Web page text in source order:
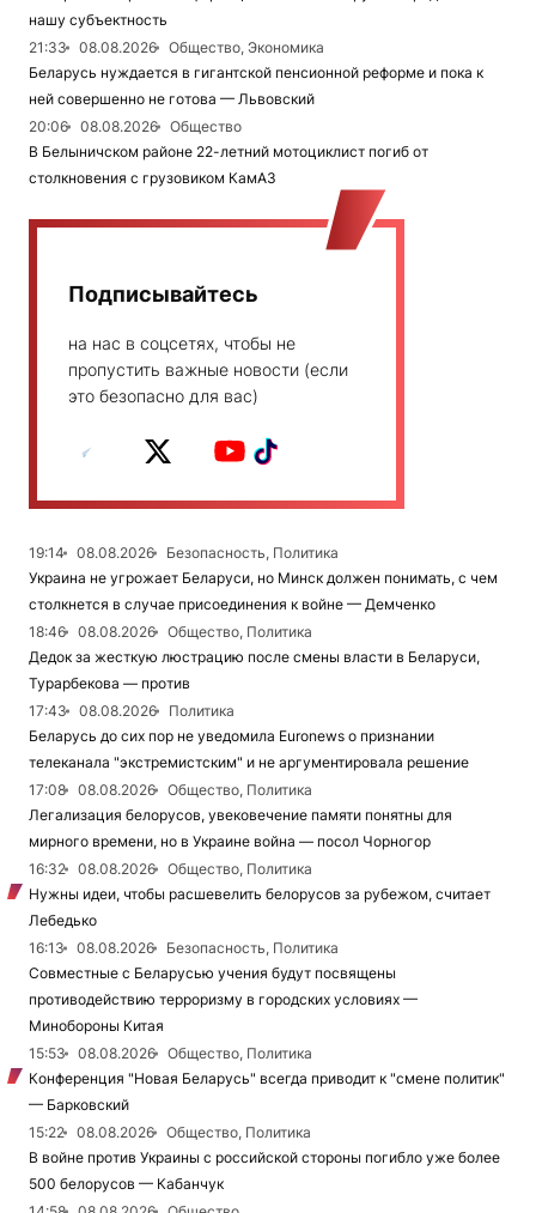
нашу субъектность
21:33
08.08.2026
Общество, Экономика
Беларусь нуждается в гигантской пенсионной реформе и пока к
ней совершенно не готова — Львовский
20:06
08.08.2026
Общество
В Белыничском районе 22-летний мотоциклист погиб от
столкновения с грузовиком КамАЗ
Подписывайтесь
на нас в соцсетях, чтобы не
пропустить важные новости (если
это безопасно для вас)
19:14 08.08.2026
Безопасность, Политика
Украина не угрожает Беларуси, но Минск должен понимать, с чем
столкнется в случае присоединения к войне — Демченко
18:46
08.08.2026
Общество, Политика
Дедок за жесткую люстрацию после смены власти в Беларуси,
Турарбекова — против
17:43
08.08.2026
Политика
Беларусь до сих пор не уведомила Euronews о признании
телеканала "экстремистским" и не аргументировала решение
17:08
08.08.2026
Общество, Политика
Легализация белорусов, увековечение памяти понятны для
мирного времени, но в Украине война — посол Чорногор
16:32
08.08.2026
Общество, Политика
Нужны идеи, чтобы расшевелить белорусов за рубежом, считает
Лебедько
16:13
08.08.2026
Безопасность, Политика
Совместные с Беларусью учения будут посвящены
противодействию терроризму в городских условиях —
Минобороны Китая
15:53
08.08.2026
Общество, Политика
Конференция "Новая Беларусь" всегда приводит к "смене политик"
— Барковский
15:22
08.08.2026
Общество, Политика
В войне против Украины с российской стороны погибло уже более
500 белорусов — Кабанчук